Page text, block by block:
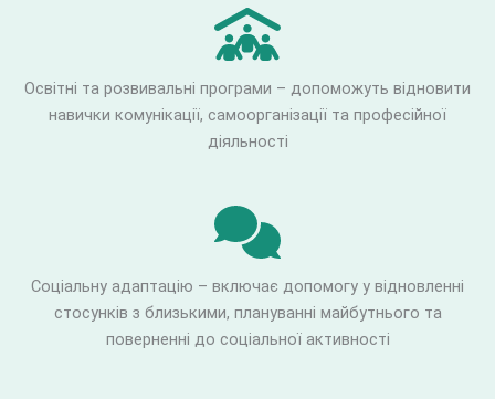
Освітні та розвивальні програми – допоможуть відновити
навички комунікації, самоорганізації та професійної
діяльності
Соціальну адаптацію – включає допомогу у відновленні
стосунків з близькими, плануванні майбутнього та
поверненні до соціальної активності